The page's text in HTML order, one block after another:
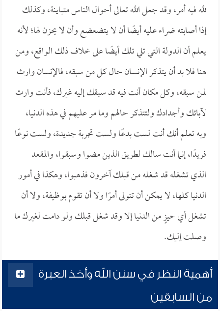
لله فيه أمر، وقد جعل الله تعالى أحوال الناس متباينة، وكذلك
إذا أصابته ضراء عليه أيضًا أن لا يتضعضع وأن لا يحزن لها؛ لأنه
يعلم أن الدولة التي تلي تلك أيضًا على خلاف ذلك الواقع، ومن
هنا فلا بد أن يتذكر الإنسان حال كل من سبقه، فالإنسان وارث
لمن سبقه، وكل مكان أنت فيه قد سبقك إليه غيرك، فأنت وارث
لآبائك وأجدادك ولتتذكر حالهم وما مر عليهم في هذه الدنيا،
وبه تعلم أنك أنت لست بدعًا ولست تجربة جديدة، ولست نوعًا
فريدًا، إنما أنت سالك لطريق الذين مضوا وسبقوا، والمقعد
الذي تشغله قد شغله من قبلك آخرون فذهبوا، وهكذا في أمور
الدنيا كلها، لا يمكن أن تتولى أمرًا ولا أن تقوم بوظيفة، ولا أن
تشغل أي حيزٍ من الدنيا إلا وقد شغل قبلك ولو دامت لغيرك ما
وصلت إليك.
أهمية النظر في سنن الله وأخذ العبرة
من السابقين